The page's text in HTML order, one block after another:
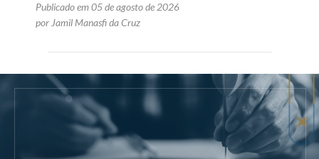
Publicado em 05 de agosto de 2026
por Jamil Manasfi da Cruz